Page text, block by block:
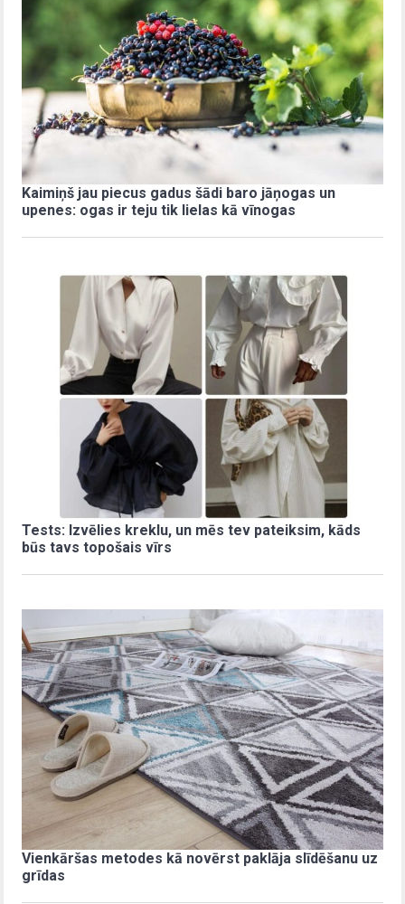
Kaimiņš jau piecus gadus šādi baro jāņogas un
upenes: ogas ir teju tik lielas kā vīnogas
Tests: Izvēlies kreklu, un mēs tev pateiksim, kāds
būs tavs topošais vīrs
Vienkāršas metodes kā novērst paklāja slīdēšanu uz
grīdas